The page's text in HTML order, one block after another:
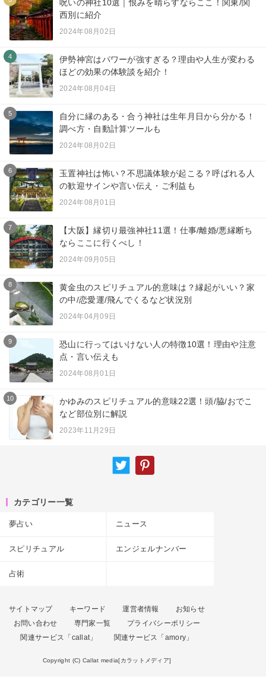
呪いの神社10選｜恨みを晴らすならここ！関東/関
西別に紹介
2024年08月02日
4
伊勢神宮はパワーが強すぎる？理由や人生が変わる
ほどの効果の体験談を紹介！
2024年08月04日
5
自分に縁のある・合う神社は生年月日から分かる！
調べ方・自動計算ツールも
2024年08月02日
6
玉置神社は怖い？不思議体験が起こる？呼ばれる人
の歓迎サインや言い伝え・ご利益も
2024年08月01日
7
【大阪】縁切り最強神社11選！仕事/離婚/悪縁断ち
ならここに行くべし！
2024年09月05日
8
黄金虫のスピリチュアル的意味は？縁起がいい？家
の中/恋愛運/飛んでくるなど状況別
2024年04月09日
9
恐山に行ってはいけない人の特徴10選！理由や注意
点・言い伝えも
2024年08月01日
10
かゆみのスピリチュアル的意味22選！頭/脇/おでこ
など部位別に解説
2023年11月29日
カテゴリー一覧
夢占い ニュース
スピリチュアル エンジェルナンバー
占術
サイトマップ キーワード 運営者情報
お知らせ
お問い合わせ
専門家一覧
プライバシーポリシー
関連サービス「callat」
関連サービス「amory」
Copyright (C) Callat media[カラットメディア]